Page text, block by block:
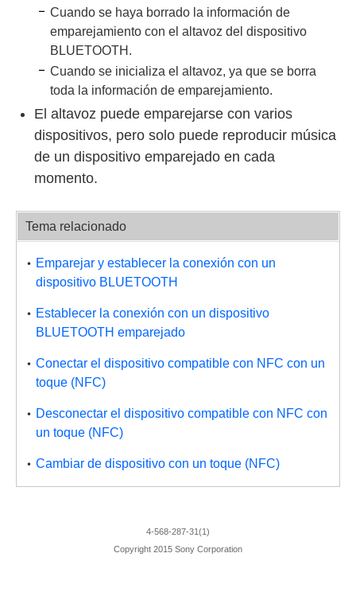
Cuando se haya borrado la información de
emparejamiento con el altavoz del dispositivo
BLUETOOTH.
Cuando se inicializa el altavoz, ya que se borra
toda la información de emparejamiento.
El altavoz puede emparejarse con varios
dispositivos, pero solo puede reproducir música
de un dispositivo emparejado en cada
momento.
Tema relacionado
Emparejar y establecer la conexión con un
dispositivo BLUETOOTH
Establecer la conexión con un dispositivo
BLUETOOTH emparejado
Conectar el dispositivo compatible con NFC con un
toque (NFC)
Desconectar el dispositivo compatible con NFC con
un toque (NFC)
Cambiar de dispositivo con un toque (NFC)
4-568-287-31(1)
Copyright 2015 Sony Corporation